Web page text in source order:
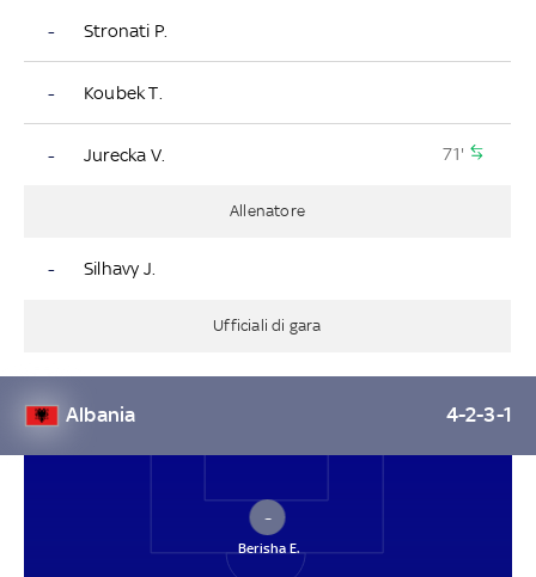
- Stronati P.
- Koubek T.
- Jurecka V. 71'
Allenatore
- Silhavy J.
Ufficiali di gara
Albania 4-2-3-1
–
Berisha E.